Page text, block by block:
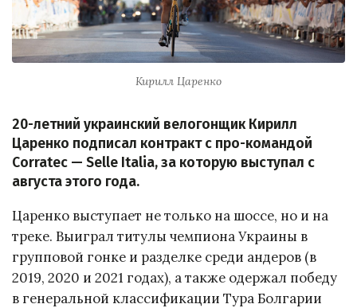
Кирилл Царенко
20-летний украинский велогонщик Кирилл
Царенко подписал контракт с про-командой
Corratec — Selle Italia, за которую выступал с
августа этого года.
Царенко выступает не только на шоссе, но и на
треке. Выиграл титулы чемпиона Украины в
групповой гонке и разделке среди андеров (в
2019, 2020 и 2021 годах), а также одержал победу
в генеральной классификации Тура Болгарии